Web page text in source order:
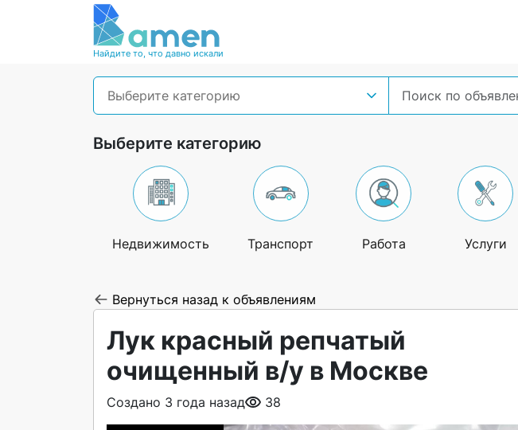
Найдите то, что давно искали
Выберите категорию
Выберите категорию
Недвижимость Транспорт Работа Услуги
Вернуться назад к объявлениям
Лук красный репчатый
очищенный в/у в Москве
Создано 3 года назад 38